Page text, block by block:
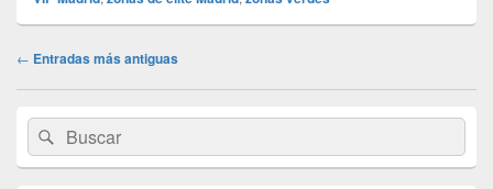
Navegación
← Entradas más antiguas
área
de
widget
Buscar
por:
Buscar